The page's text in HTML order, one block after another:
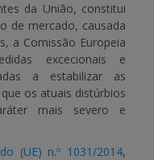
da União, constitui
de mercado, causada
a Comissão Europeia
excecionais e
a estabilizar as
os atuais distúrbios
mais severo e
(UE) n.º 1031/2014,